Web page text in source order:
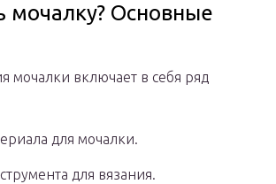
мочалку? Основные
мочалки включает в себя ряд
для мочалки.
для вязания.